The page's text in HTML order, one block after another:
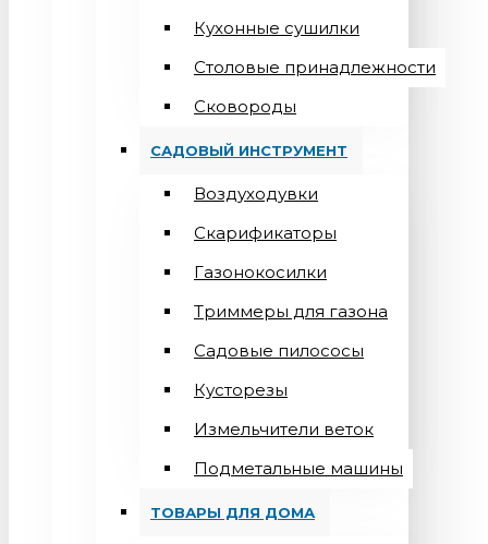
Кухонные сушилки
Столовые принадлежности
Сковороды
САДОВЫЙ ИНСТРУМЕНТ
Воздуходувки
Скарификаторы
Газонокосилки
Триммеры для газона
Садовые пилососы
Кусторезы
Измельчители веток
Подметальные машины
ТОВАРЫ ДЛЯ ДОМА